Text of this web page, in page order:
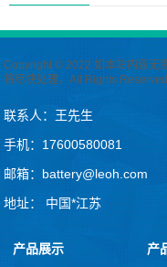
Copyright © 2022 如本站内容无
将尽快处理。All Rights
联系人：王先生
手机：17600580081
邮箱：battery@leoh.com
地址： 中国*江苏
产品展示 产